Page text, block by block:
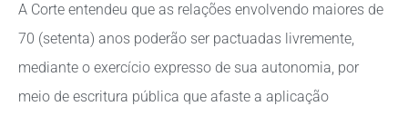
A Corte entendeu que as relações envolvendo maiores de
70 (setenta) anos poderão ser pactuadas livremente,
mediante o exercício expresso de sua autonomia, por
meio de escritura pública que afaste a aplicação